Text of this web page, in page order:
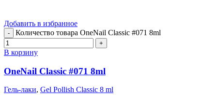
Добавить в избранное
Количество товара OneNail Classic #071 8ml
В корзину
OneNail Classic #071 8ml
Гель-лаки, Gel Pollish Classic 8 ml